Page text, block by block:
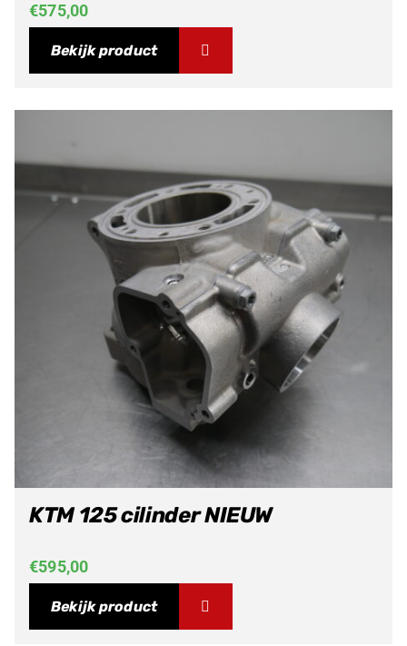
€575,00
Bekijk product
KTM 125 cilinder NIEUW
€595,00
Bekijk product